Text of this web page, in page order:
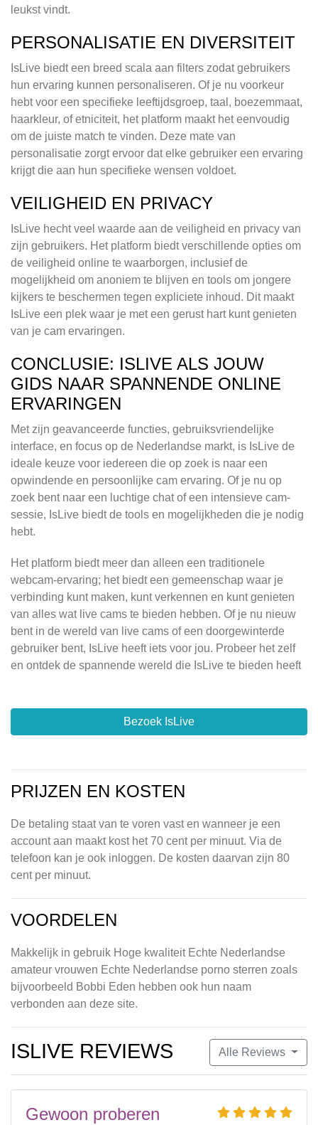
leukst vindt.
PERSONALISATIE EN DIVERSITEIT
IsLive biedt een breed scala aan filters zodat gebruikers
hun ervaring kunnen personaliseren. Of je nu voorkeur
hebt voor een specifieke leeftijdsgroep, taal, boezemmaat,
haarkleur, of etniciteit, het platform maakt het eenvoudig
om de juiste match te vinden. Deze mate van
personalisatie zorgt ervoor dat elke gebruiker een ervaring
krijgt die aan hun specifieke wensen voldoet.
VEILIGHEID EN PRIVACY
IsLive hecht veel waarde aan de veiligheid en privacy van
zijn gebruikers. Het platform biedt verschillende opties om
de veiligheid online te waarborgen, inclusief de
mogelijkheid om anoniem te blijven en tools om jongere
kijkers te beschermen tegen expliciete inhoud. Dit maakt
IsLive een plek waar je met een gerust hart kunt genieten
van je cam ervaringen.
CONCLUSIE: ISLIVE ALS JOUW
GIDS NAAR SPANNENDE ONLINE
ERVARINGEN
Met zijn geavanceerde functies, gebruiksvriendelijke
interface, en focus op de Nederlandse markt, is IsLive de
ideale keuze voor iedereen die op zoek is naar een
opwindende en persoonlijke cam ervaring. Of je nu op
zoek bent naar een luchtige chat of een intensieve cam-
sessie, IsLive biedt de tools en mogelijkheden die je nodig
hebt.
Het platform biedt meer dan alleen een traditionele
webcam-ervaring; het biedt een gemeenschap waar je
verbinding kunt maken, kunt verkennen en kunt genieten
van alles wat live cams te bieden hebben. Of je nu nieuw
bent in de wereld van live cams of een doorgewinterde
gebruiker bent, IsLive heeft iets voor jou. Probeer het zelf
en ontdek de spannende wereld die IsLive te bieden heeft
Bezoek IsLive
PRIJZEN EN KOSTEN
De betaling staat van te voren vast en wanneer je een
account aan maakt kost het 70 cent per minuut. Via de
telefoon kan je ook inloggen. De kosten daarvan zijn 80
cent per minuut.
VOORDELEN
Makkelijk in gebruik Hoge kwaliteit Echte Nederlandse
amateur vrouwen Echte Nederlandse porno sterren zoals
bijvoorbeeld Bobbi Eden hebben ook hun naam
verbonden aan deze site.
Alle Reviews
ISLIVE REVIEWS
Gewoon proberen